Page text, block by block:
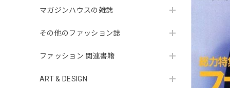
マガジンハウスの雑誌
その他のファッション誌
ファッション 関連書籍
ART & DESIGN